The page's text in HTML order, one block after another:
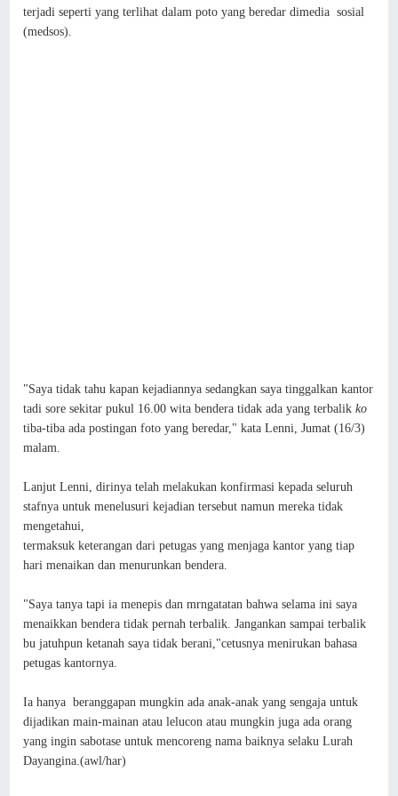
terjadi seperti yang terlihat dalam poto yang beredar dimedia sosial
(medsos).
"Saya tidak tahu kapan kejadiannya sedangkan saya tinggalkan kantor
tadi sore sekitar pukul 16.00 wita bendera tidak ada yang terbalikko
tiba-tiba ada postingan foto yang beredar," kata Lenni, Jumat (16/3)
malam.
Lanjut Lenni, dirinya telah melakukan konfirmasi kepada seluruh
stafnya untuk menelusuri kejadian tersebut namun mereka tidak
mengetahui,
termaksuk keterangan dari petugas yang menjaga kantor yang tiap
hari menaikan dan menurunkan bendera.
"Saya tanya tapi ia menepis dan mrngatatan bahwa selama ini saya
menaikkan bendera tidak pernah terbalik. Jangankan sampai terbalik
bu jatuhpun ketanah saya tidak berani,"cetusnya menirukan bahasa
petugas kantornya.
Ia hanya beranggapan mungkin ada anak-anak yang sengaja untuk
dijadikan main-mainan atau lelucon atau mungkin juga ada orang
yang ingin sabotase untuk mencoreng nama baiknya selaku Lurah
Dayangina.(awl/har)